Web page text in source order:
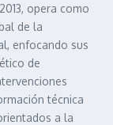
opera como
de la
enfocando sus
de
técnica
a la